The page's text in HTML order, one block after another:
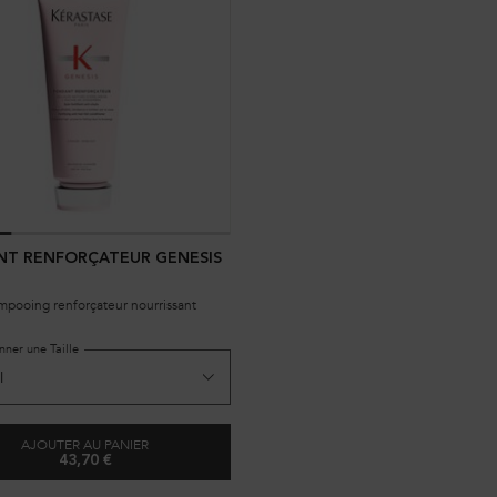
RENFORÇATEUR GENESIS
renforçateur nourrissant
une Taille
AJOUTER AU PANIER
43,70 €